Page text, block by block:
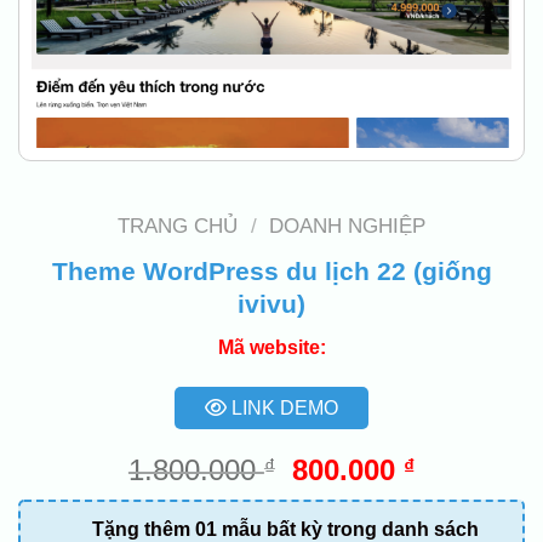
TRANG CHỦ / DOANH NGHIỆP
Theme WordPress du lịch 22 (giống
ivivu)
Mã website:
LINK DEMO
1.800.000₫
Giá
gốc
là:
800.000 ₫Giá
hiện
tại
Tặng thêm 01 mẫu bất kỳ trong danh sách